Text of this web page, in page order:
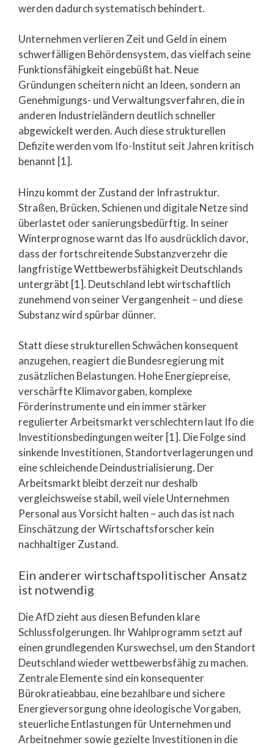
werden dadurch systematisch behindert.
Unternehmen verlieren Zeit und Geld in einem
schwerfälligen Behördensystem, das vielfach seine
Funktionsfähigkeit eingebüßt hat. Neue
Gründungen scheitern nicht an Ideen, sondern an
Genehmigungs- und Verwaltungsverfahren, die in
anderen Industrieländern deutlich schneller
abgewickelt werden. Auch diese strukturellen
Defizite werden vom Ifo-Institut seit Jahren kritisch
benannt [1].
Hinzu kommt der Zustand der Infrastruktur.
Straßen, Brücken, Schienen und digitale Netze sind
überlastet oder sanierungsbedürftig. In seiner
Winterprognose warnt das Ifo ausdrücklich davor,
dass der fortschreitende Substanzverzehr die
langfristige Wettbewerbsfähigkeit Deutschlands
untergräbt [1]. Deutschland lebt wirtschaftlich
zunehmend von seiner Vergangenheit – und diese
Substanz wird spürbar dünner.
Statt diese strukturellen Schwächen konsequent
anzugehen, reagiert die Bundesregierung mit
zusätzlichen Belastungen. Hohe Energiepreise,
verschärfte Klimavorgaben, komplexe
Förderinstrumente und ein immer stärker
regulierter Arbeitsmarkt verschlechtern laut Ifo die
Investitionsbedingungen weiter [1]. Die Folge sind
sinkende Investitionen, Standortverlagerungen und
eine schleichende Deindustrialisierung. Der
Arbeitsmarkt bleibt derzeit nur deshalb
vergleichsweise stabil, weil viele Unternehmen
Personal aus Vorsicht halten – auch das ist nach
Einschätzung der Wirtschaftsforscher kein
nachhaltiger Zustand.
Ein anderer wirtschaftspolitischer Ansatz
ist notwendig
Die AfD zieht aus diesen Befunden klare
Schlussfolgerungen. Ihr Wahlprogramm setzt auf
einen grundlegenden Kurswechsel, um den Standort
Deutschland wieder wettbewerbsfähig zu machen.
Zentrale Elemente sind ein konsequenter
Bürokratieabbau, eine bezahlbare und sichere
Energieversorgung ohne ideologische Vorgaben,
steuerliche Entlastungen für Unternehmen und
Arbeitnehmer sowie gezielte Investitionen in die